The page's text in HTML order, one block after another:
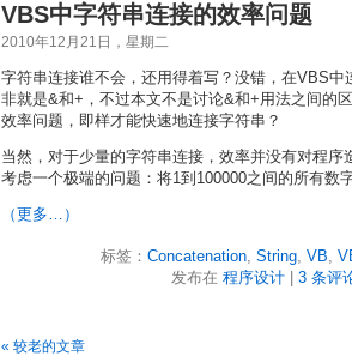
VBS中字符串连接的效率问题
2010年12月21日，星期二
字符串连接谁不会，还用得着写？没错，在VBS中
非就是&和+，不过本文不是讨论&和+用法之间的
效率问题，即样才能快速地连接字符串？
当然，对于少量的字符串连接，效率并没有对程序
考虑一个极端的问题：将1到100000之间的所有数
（更多…）
标签： Concatenation, String, VB,
发布在 程序设计| 3 条评
« 较老的文章